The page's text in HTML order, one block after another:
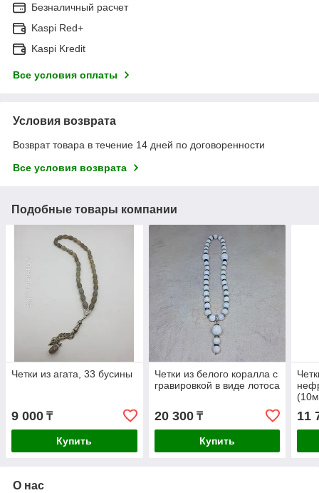
Безналичный расчет
Kaspi Red+
Kaspi Kredit
Все условия оплаты
Условия возврата
Возврат товара в течение 14 дней по договоренности
Все условия возврата
Подобные товары компании
Четки из агата, 33 бусины
9 000 ₸
Купить
Четки из белого коралла с
гравировкой в виде лотоса
20 300₸
Купить
11
О нас